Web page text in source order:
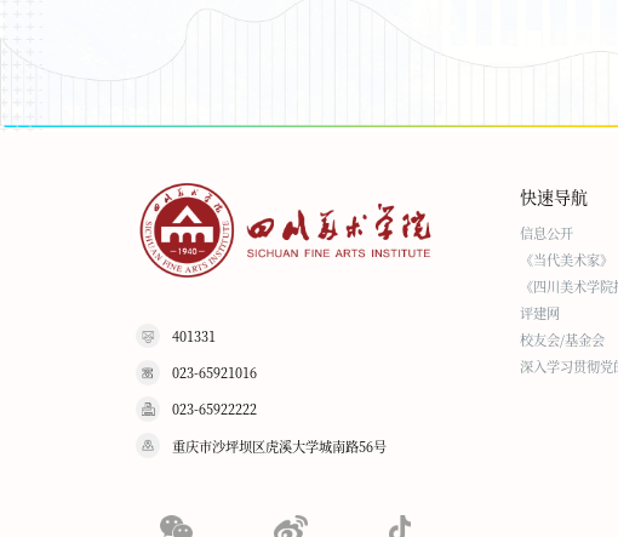
401331
023-65921016
023-65922222
重庆市沙坪坝区虎溪大学城南路56号
快速导航
信息公开
《当代美术家》
《四川美术学院
评建网
校友会/基金会
深入学习贯彻